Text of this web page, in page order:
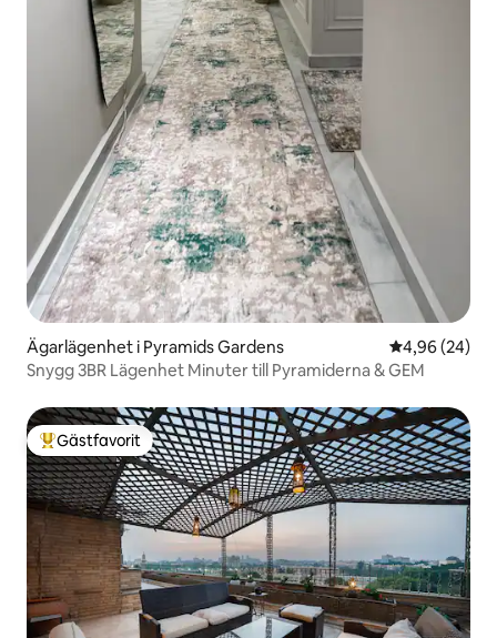
Ägarlägenhet i Pyramids Gardens 4,96 av 5 i
4,96 (24)
Snygg 3BR Lägenhet Minuter till Pyramiderna & GEM
Populär gästfavorit
Gästfavorit